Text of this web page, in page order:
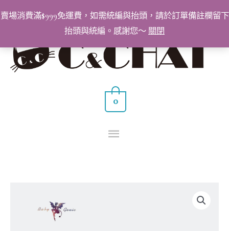
賣場消費滿$999免運費，如需統編與抬頭，請於訂單備註欄留下
抬頭與統編。感謝您～ 關閉
至
要
選
0